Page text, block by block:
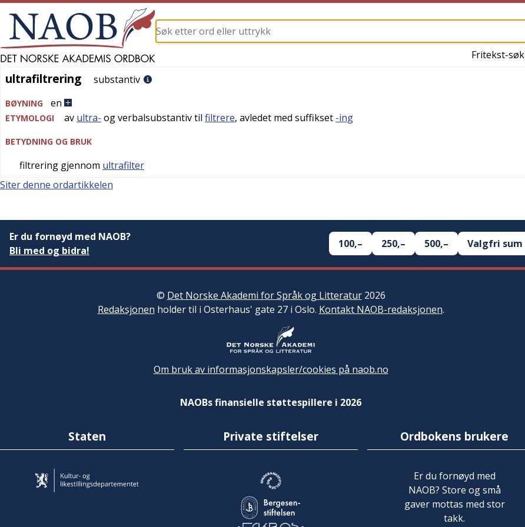
Fritekst-søk
ultrafiltrering
ultrafiltrering substantiv
BØYNING en
ETYMOLOGI av ultra- og verbalsubstantiv til filtrere, avledet med suffikset -ing
BETYDNING OG BRUK
filtrering gjennom ultrafilter
Siter denne ordartikkelen
Er du fornøyd med NAOB?
Bli med og bidra!
100,– 250,– 500,– Valgfri sum
© Det Norske Akademi for Språk og Litteratur2026
Redaksjonen holder til i Osterhaus' gate 27 i Oslo. Kontakt NAOB-redaksjonen.
Om bruk av informasjonskapsler/cookies på naob.no
NAOBs finansielle støttespillere i 2026
Staten Private stiftelser Ordbokens brukere
Er du fornøyd med
NAOB? Store og små
gaver mottas med stor
takk.